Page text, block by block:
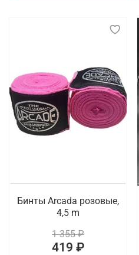
Бинты Arcada розовые,
4,5 m
1 355 ₽
419 ₽